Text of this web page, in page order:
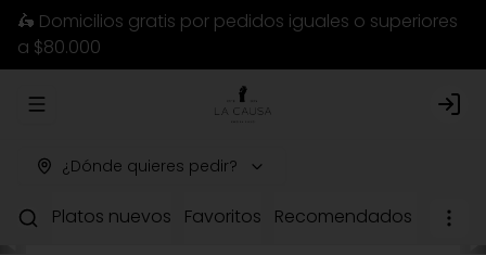
🛵 Domicilios gratis por pedidos iguales o superiores
a $80.000
Abrir menu de navegación
¿Dónde quieres pedir?
Platos nuevos Favoritos Recomendados del chef